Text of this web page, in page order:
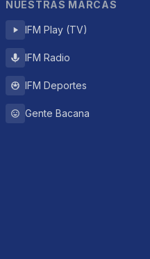
NUESTRAS MARCAS
IFM Play (TV)
IFM Radio
IFM Deportes
Gente Bacana